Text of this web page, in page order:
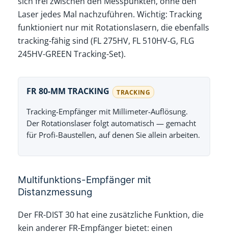
Laser jedes Mal nachzuführen. Wichtig: Tracking
funktioniert nur mit Rotationslasern, die ebenfalls
tracking-fähig sind (FL 275HV, FL 510HV-G, FLG
245HV-GREEN Tracking-Set).
FR 80-MM TRACKING TRACKING
Tracking-Empfänger mit Millimeter-Auflösung.
Der Rotationslaser folgt automatisch — gemacht
für Profi-Baustellen, auf denen Sie allein arbeiten.
Multifunktions-Empfänger mit
Distanzmessung
Der FR-DIST 30 hat eine zusätzliche Funktion, die
kein anderer FR-Empfänger bietet: einen